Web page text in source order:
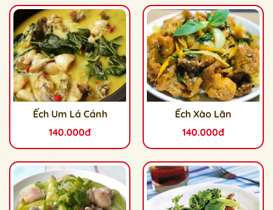
Ếch Um Lá Cánh
140.000đ
Ếch Xào Lăn
140.000đ